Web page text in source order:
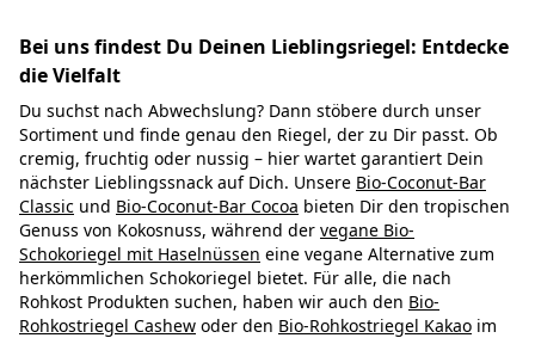
Bei uns findest Du Deinen Lieblingsriegel: Entdecke
die Vielfalt
Du suchst nach Abwechslung? Dann stöbere durch unser
Sortiment und finde genau den Riegel, der zu Dir passt. Ob
cremig, fruchtig oder nussig – hier wartet garantiert Dein
nächster Lieblingssnack auf Dich. Unsere Bio-Coconut-Bar
Classic und Bio-Coconut-Bar Cocoa bieten Dir den tropischen
Genuss von Kokosnuss, während der vegane Bio-
Schokoriegel mit Haselnüssen eine vegane Alternative zum
herkömmlichen Schokoriegel bietet. Für alle, die nach
Rohkost Produkten suchen, haben wir auch den Bio-
Rohkostriegel Cashew oder den Bio-Rohkostriegel Kakao im